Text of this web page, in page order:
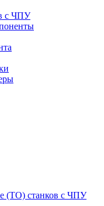
с ЧПУ
(ТО) станков с ЧПУ